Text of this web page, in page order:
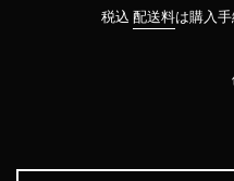
価
税込 配送料は購入手